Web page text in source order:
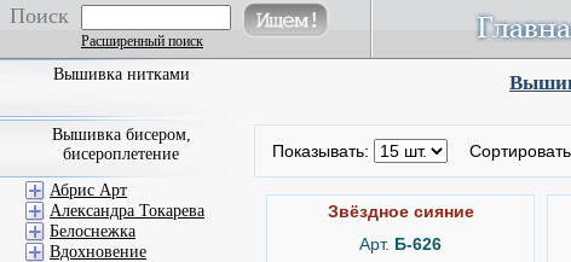
Поиск
Расширенный поиск
Показывать:
Звёздное сияние
Арт. Б-626
Вышивка нитками
Вышивка бисером,
бисероплетение
Абрис Арт
Александра Токарева
Белоснежка
Вдохновение